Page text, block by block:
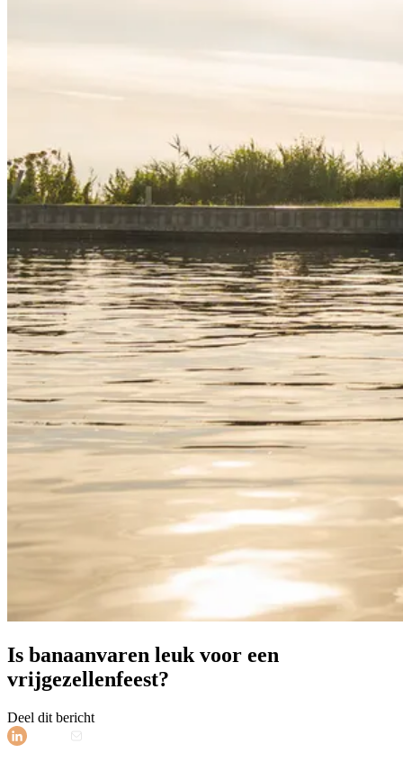
Is banaanvaren leuk voor een
vrijgezellenfeest?
Deel dit bericht